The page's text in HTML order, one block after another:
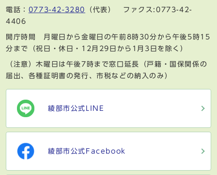
電話： 0773-42-3280
（代表） ファクス:0773-42-
4406
開庁時間 月曜日から金曜日の午前8時30分から午後5時15
分まで（祝日・休日・12月29日から1月3日を除く）
（注意）木曜日は午後7時まで窓口延長（戸籍・国保関係の
届出、各種証明書の発行、市税などの納入のみ）
綾部市公式LINE
綾部市公式Facebook